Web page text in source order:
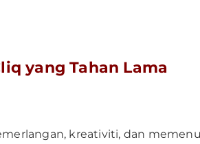
yang Tahan Lama
kreativiti, dan